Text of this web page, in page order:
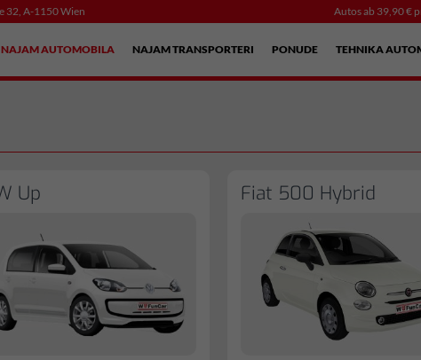
32, A-1150 Wien Autos ab 39,90 €
NAJAM AUTOMOBILA NAJAM TRANSPORTERI PONUDE TEHNIKA
Up Fiat 500 Hybrid